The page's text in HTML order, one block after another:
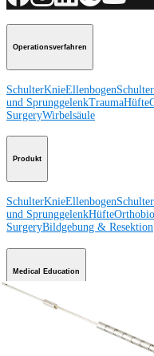
Operationsverfahren
SchulterKnieEllenbogen
und SprunggelenkTraumaHüfte
SurgeryWirbelsäule
Produkt
SchulterKnieEllenbogen
und SprunggelenkHüfte
SurgeryBildgebung & Resektion
Medical Education
Medical Education
ArthroLab™-Standorte